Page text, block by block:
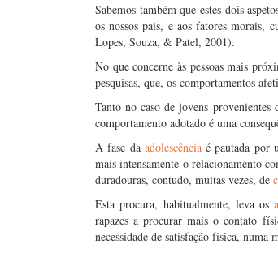
Sabemos também que estes dois
os nossos pais, e aos fatores morais,
Lopes, Souza, & Patel, 2001).
No que concerne às pessoas mais
pesquisas, que, os comportamentos
Tanto no caso de jovens
comportamento adotado é uma
A fase da adolescênciaé pautada por
mais intensamente o relacionamento
duradouras, contudo, muitas vezes, de
Esta procura, habitualmente, leva os
rapazes a procurar mais o contato
necessidade de satisfação física,